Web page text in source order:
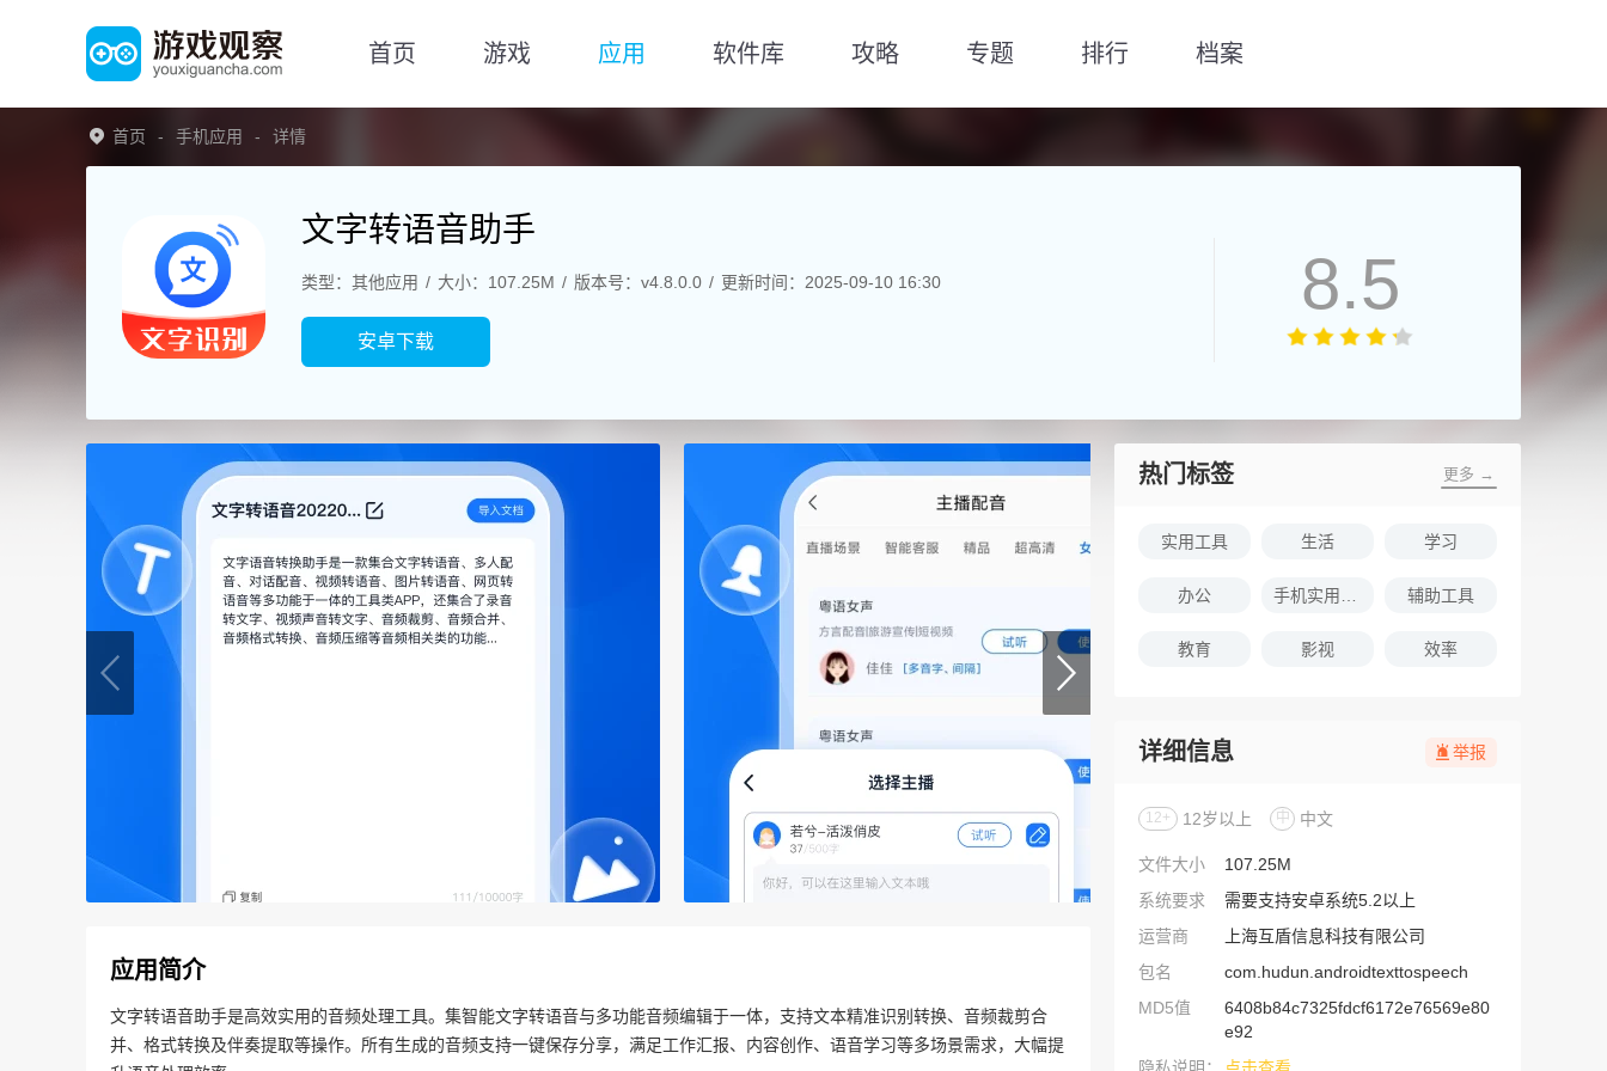
首页 游戏 应用 软件库 攻略 专题 排行 档案
首页 手机应用 详情
文字转语音助手
类型：其他应用 大小：107.25M 版本号：v4.8.0.0 更新时间：2025-09-10 16:30
安卓下载
8.5
应用简介
文字转语音助手是高效实用的音频处理工具。集智能文字转语音与多功能音频编辑于一体，支持文本精准识别转换、音频裁剪合
并、格式转换及伴奏提取等操作。所有生成的音频支持一键保存分享，满足工作汇报、内容创作、语音学习等多场景需求，大幅提
热门标签 更多 →
实用工具 生活 学习
办公 辅助工具
教育 影视 效率
详细信息 举报
12+ 12岁以上 中 中文
文件大小
107.25M
系统要求
需要支持安卓系统5.2以上
运营商
上海互盾信息科技有限公司
包名
com.hudun.androidtexttospeech
MD5值
6408b84c7325fdcf6172e76569e80
e92